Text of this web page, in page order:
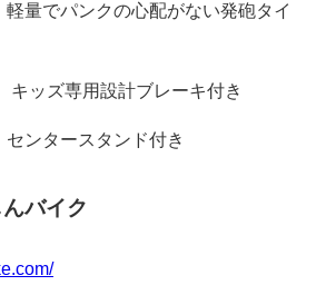
パンクの心配がない発砲タイ
ズ専用設計ブレーキ付き
タースタンド付き
バイク